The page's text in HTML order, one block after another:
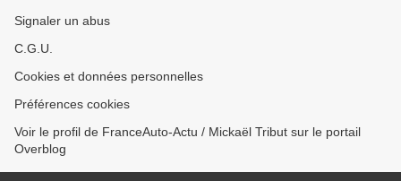
Signaler un abus
C.G.U.
Cookies et données personnelles
Préférences cookies
Voir le profil de FranceAuto-Actu / Mickaël Tribut sur le portail
Overblog